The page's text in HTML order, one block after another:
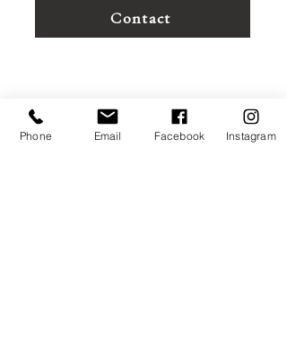
Contact
Phone Email Facebook Instagram